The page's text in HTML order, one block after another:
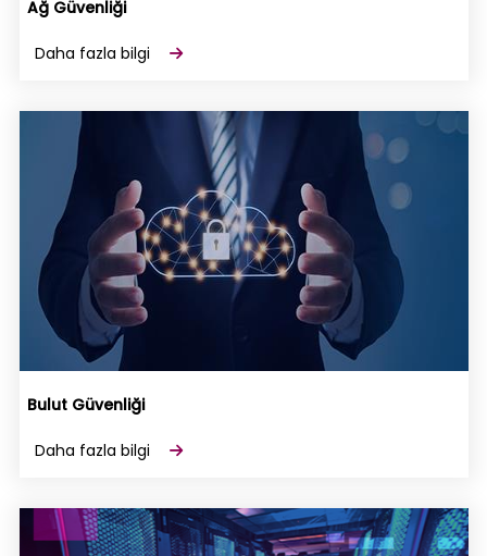
Ağ Güvenliği
Daha fazla bilgi
Bulut Güvenliği
Daha fazla bilgi